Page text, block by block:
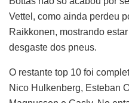
Vettel, como ainda perdeu
Raikkonen, mostrando
desgaste dos pneus.
O restante top 10 foi
Nico Hulkenberg, Esteban